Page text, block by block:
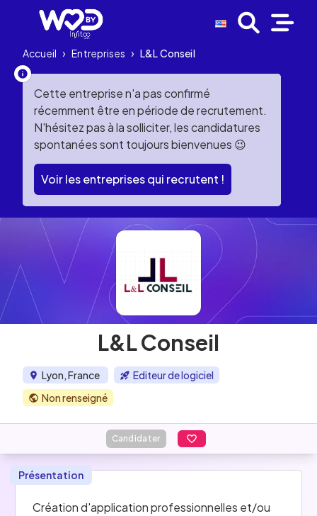
Accueil › Entreprises › L&L Conseil
Cette entreprise n'a pas confirmé
récemment être en période de recrutement.
N'hésitez pas à la solliciter, les candidatures
spontanées sont toujours bienvenues 😉
Voir les entreprises qui recrutent !
L&L Conseil
Lyon, France
Editeur de logiciel
Non renseigné
Candidater
Présentation
Création d'application professionnelles et/ou